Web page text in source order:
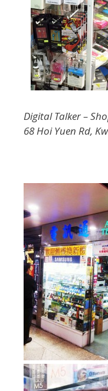
Digital Talker –
68 Hoi Yuen Rd,